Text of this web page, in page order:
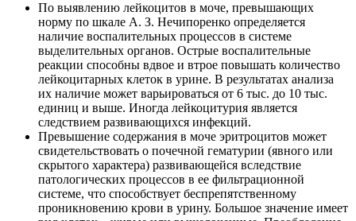
По выявлению лейкоцитов в моче, превышающих
норму по шкале А. З. Нечипоренко определяется
наличие воспалительных процессов в системе
выделительных органов. Острые воспалительные
реакции способны вдвое и втрое повышать количество
лейкоцитарных клеток в урине. В результатах анализа
их наличие может варьироваться от 6 тыс. до 10 тыс.
единиц и выше. Иногда лейкоцитурия является
следствием развивающихся инфекций.
Превышение содержания в моче эритроцитов может
свидетельствовать о почечной гематурии (явного или
скрытого характера) развивающейся вследствие
патологических процессов в ее фильтрационной
системе, что способствует беспрепятственному
проникновению крови в урину. Большое значение имеет